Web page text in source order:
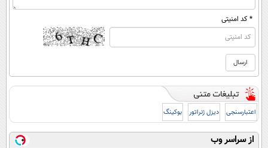
* کد امنیتی
اعتبارسنجی دیزل ژنراتور بوکینگ
از سراسر وب